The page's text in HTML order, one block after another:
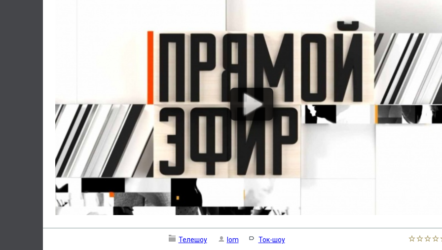
Телешоу lom Ток-шоу